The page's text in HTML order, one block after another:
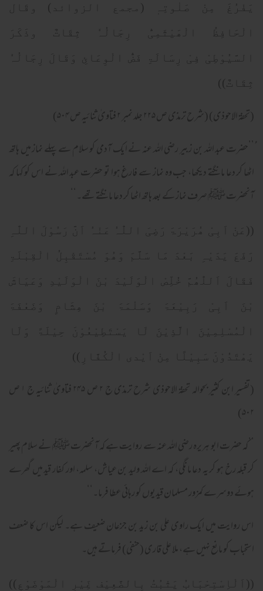
یَفْرُغَ مِنْ صَلٰوتِہٖ (مجمع الزوائد) وقَال
الْحَافِظُ الْھَیْثَمِیُّ رِجَالُہٗ ثِقَاتٌ وذَکَرَ
السَّیُوْطِیْ فِیْ رِسَالَۃِ فَضُّ الْوِعَائِ وَقَالَ رِجَالُہٗ
ثِقَاتٌ))
(تحفۃ الاحوذی) (شرح ترمذی ص ۲۲۵ جلد نمبر ۲ فتاویٰ ثنائیہ ص ۵۰۴)
ُُ’’حضرت عبد اللہ بن زبیر رضی اللہ عنہ نے ایک آدمی کو سلام سے پہلے نماز میں ہاتھ
اٹھا کر دعا مانگتے دیکھا، جب وہ نماز سے فارغ ہوا تو حضرت عبد اللہ نے اس کو کہا کہ
آنحضرت ﷺ صرف نماز کے بعد ہاتھ اٹھا کر دعا مانگتے تھے۔‘‘
((عَنْ اَبِیْ ھُرَیْرَۃَ رَضِیَ اللّٰہُ عَنْہُ اَنَّ رَسُوْلَ اللّٰہِ
رَفَعَ یَدَیْہِ بَعْدَ مَا سَلَّمَ وَھُوَ مُسْتَقْبِلُ الْقِبْلَۃِ
فَقَالَ اَللّٰھُمَّ خُلِّصْ الْوَلَیْدَ بْنَ الْوَلَیْدِ وَعَیَاشَ
بْنَ اَبِیْ رَبِیْعَۃَ وَسَلْمَۃَ بْنَ ھِشَامٍ وَضَعْفَۃَ
الْمُسْلِمِیْنَ الَّذِیْنَ لَا یَسْتَطِیْعُوْنَ حِیْلَۃً وَلَا
یَھْتَدُوْنَ سَبِیْلًا مِنْ اَیْدی الْکُفَّارِ))
(تفسیر ابن کثیر بحوالہ تحفۃ الاحوذی شرح ترمذی ج ۲ ص ۲۴۵ فتاویٰ ثنائیہ ج ۱ ص
۵۰۲)
’’کہ حضرت ابو ہریرہ رضی اللہ عنہ سے روایت ہے کہ آنحضرت ﷺ نے سلام پھیر
کر قبلہ رخ ہو کر یہ دعا مانگی، کہ اے اللہ ولید بن عیاش، سلمہ، اور کفار قید میں گھرے
ہوئے دوسرے کمزور مسلمان قیدیوں کو رہائی عطا فرما۔‘‘
اس روایت میں ایک راوی علی بن زید بن جزعان ضعیف ہے۔ لیکن اس کا ضعف
استحباب کو مانع نہیں ہے، ملا علی قاری (حنفی) فرماتے ہیں۔
((اَلْاِسْتِحْبَابُ یَثْبُتُ بِالضَّعِیْف غَِیْرِ الْمَوْضَوْعِ))